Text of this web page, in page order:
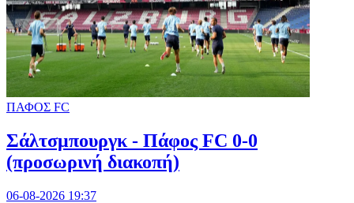
ΠΑΦΟΣ FC
Σάλτσμπουργκ - Πάφος FC 0-0
(προσωρινή διακοπή)
06-08-2026 19:37